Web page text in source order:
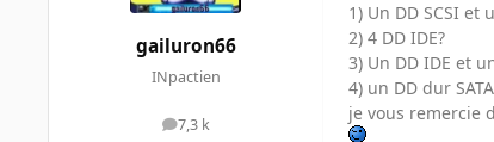
gailuron66
INpactien
7,3 k
messages
1) Un DD SCSI et
2) 4 DD IDE?
3) Un DD IDE et
4) un DD dur
je vous remercie